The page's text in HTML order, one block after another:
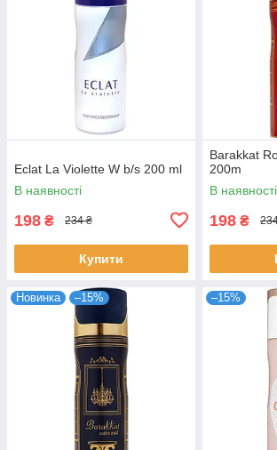
Eclat La Violette W b/s 200 ml
В наявності
198 ₴ 234 ₴
Купити
Barakkat
200m
В наявності
198 ₴
Новинка –15% –15%